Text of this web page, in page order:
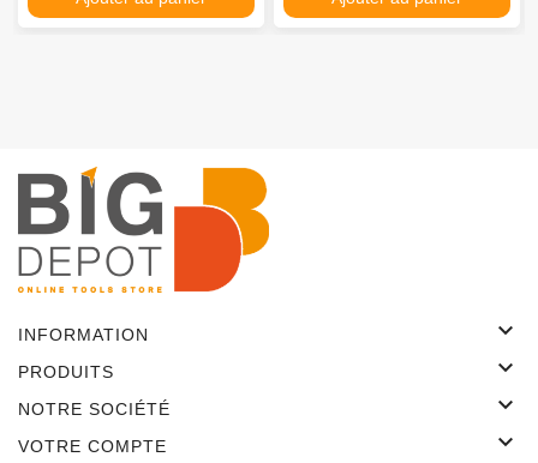
INFORMATION 
PRODUITS 
NOTRE SOCIÉTÉ 
VOTRE COMPTE 